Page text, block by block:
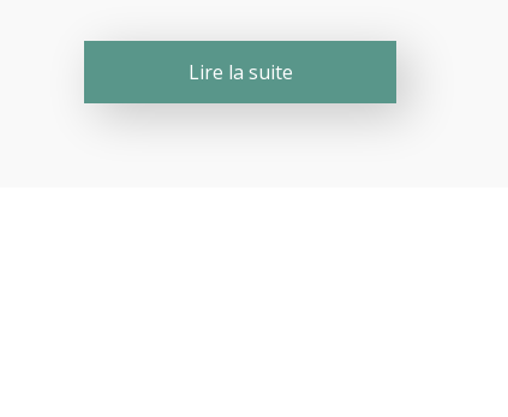
Lire la suite